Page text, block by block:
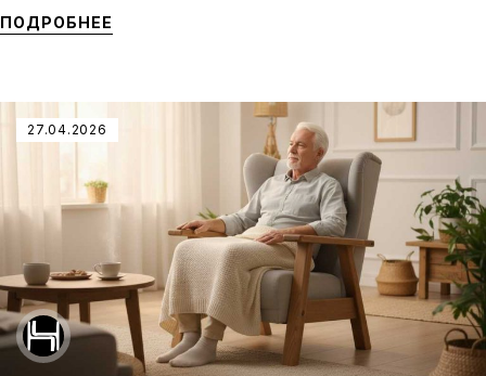
ПОДРОБНЕЕ
27.04.2026